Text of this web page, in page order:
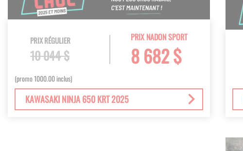
PRIX NADON SPORT
8 682 $
PRIX RÉGULIER
10 044 $
(promo 1000.00 inclus)
KAWASAKI NINJA 650 KRT 2025